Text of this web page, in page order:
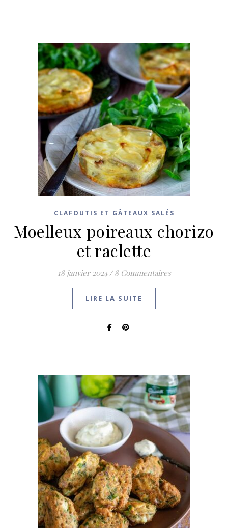
CLAFOUTIS ET GÂTEAUX SALÉS
Moelleux poireaux chorizo
et raclette
18 janvier 2024 / 8 Commentaires
LIRE LA SUITE